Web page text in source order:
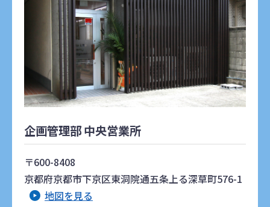
企画管理部 中央営業所
〒600-8408
京都府京都市下京区東洞院通五条上る深草町576-1
地図を見る